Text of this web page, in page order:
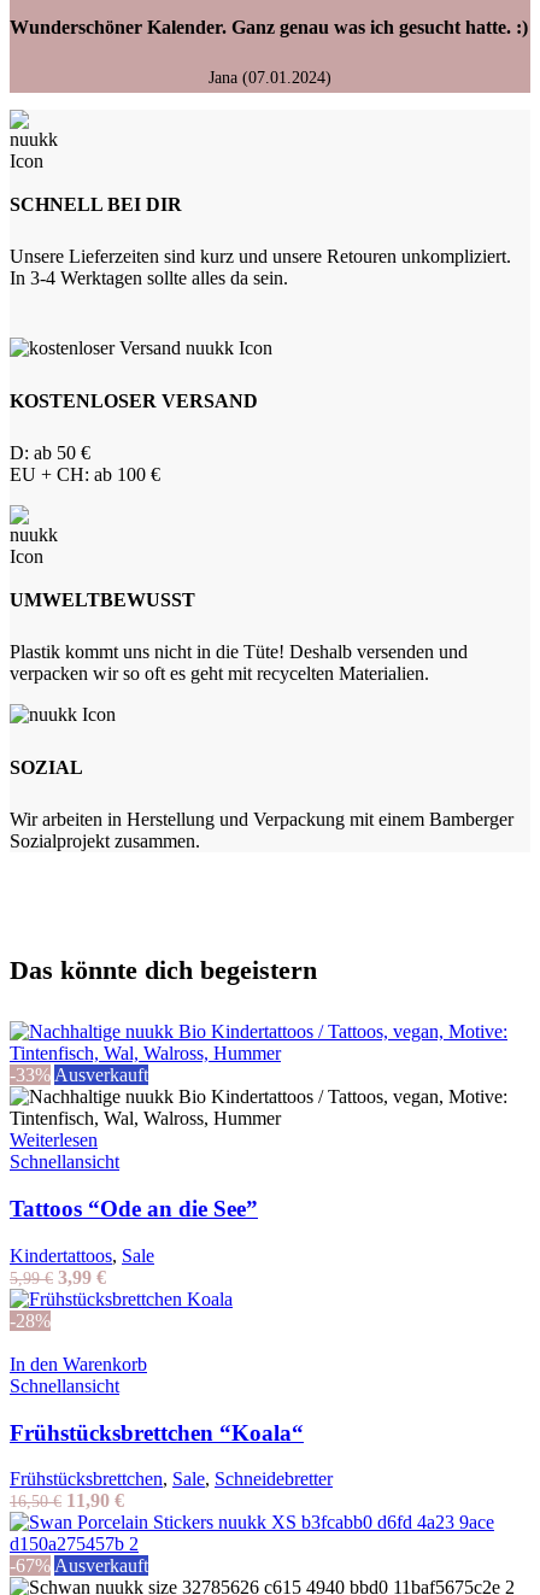
Wunderschöner Kalender. Ganz genau was ich gesucht hatte. :)
Jana (07.01.2024)
SCHNELL BEI DIR
Unsere Lieferzeiten sind kurz und unsere Retouren unkompliziert.
In 3-4 Werktagen sollte alles da sein.
KOSTENLOSER VERSAND
D: ab 50 €
EU + CH: ab 100 €
UMWELTBEWUSST
Plastik kommt uns nicht in die Tüte! Deshalb versenden und
verpacken wir so oft es geht mit recycelten Materialien.
SOZIAL
Wir arbeiten in Herstellung und Verpackung mit einem Bamberger
Sozialprojekt zusammen.
Das könnte dich begeistern
-33%Ausverkauft
Weiterlesen
Schnellansicht
Tattoos “Ode an die See”
Kindertattoos, Sale
5,99€ Ursprünglicher
Preis
3,99 €Aktueller
Preis
-28%
In den Warenkorb
Schnellansicht
Frühstücksbrettchen “Koala“
Frühstücksbrettchen, Sale, Schneidebretter
16,50€ Ursprünglicher
Preis
war:
16,50 €
11,90 €Aktueller
Preis
ist:
11,90 €.
-67% Ausverkauft